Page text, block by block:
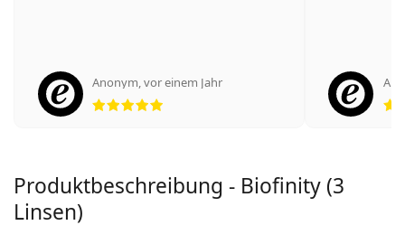
Anonym,vor einem Jahr
Bewertung 5 aus 5
Produktbeschreibung - Biofinity (3
Linsen)